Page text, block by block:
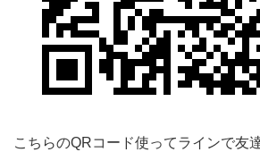
こちらのQRコード使ってラインで友